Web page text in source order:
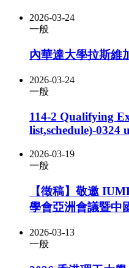
2026-03-24
一般
內華達大學拉斯維
2026-03-24
一般
114-2 Qualifying
list,schedule)-0324
2026-03-19
一般
【徵稿】敬邀
學會亞洲會議暨中
2026-03-13
一般